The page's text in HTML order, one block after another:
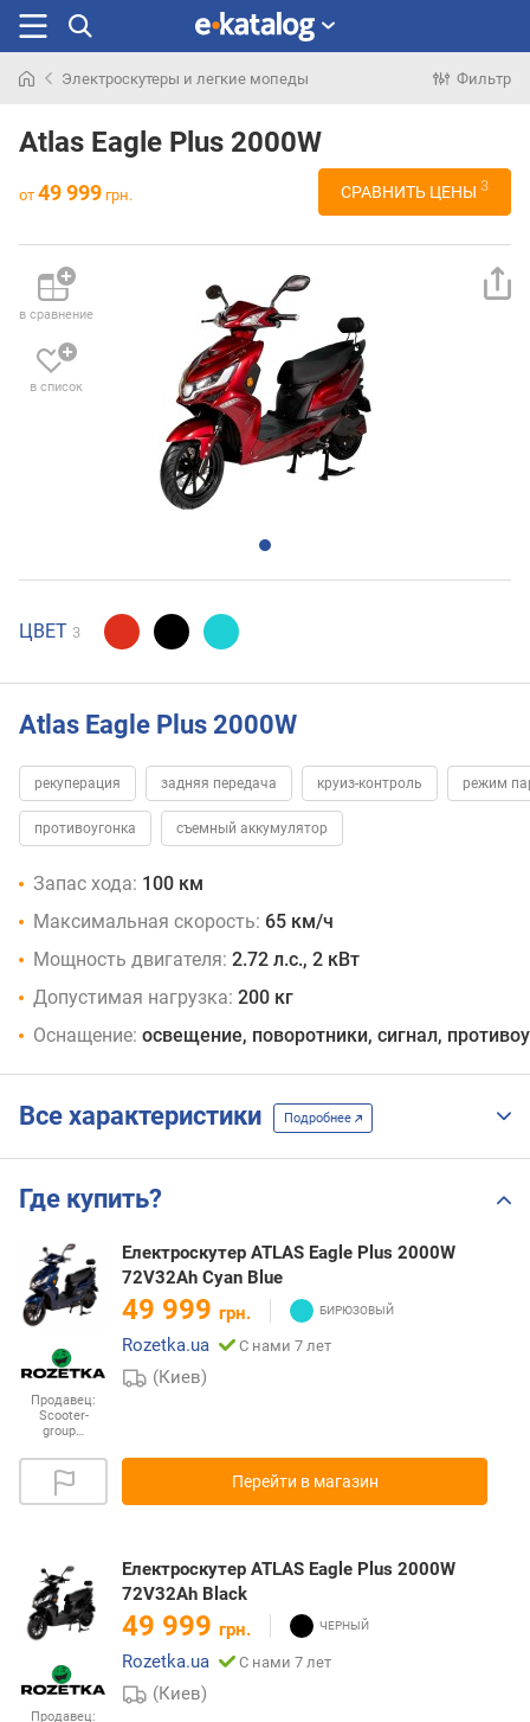
раньше
Электроскутеры и легкие мопеды Фильтр
Atlas Eagle Plus 2000W
от 49 999 грн. СРАВНИТЬ ЦЕНЫ 3
в сравнение
в список
ЦВЕТ 3
Atlas Eagle Plus 2000W
рекуперация задняя передача круиз-контроль режим
противоугонка съемный аккумулятор
Запас хода: 100 км
Максимальная скорость: 65 км/ч
Мощность двигателя: 2.72 л.с., 2 кВт
Допустимая нагрузка: 200 кг
Оснащение: освещение, поворотники, сигнал,
Все характеристики Подробнее
Где купить?
Продавец:
Scooter-
group…
Електроскутер ATLAS Eagle Plus 2000W
72V32Ah Cyan Blue
49 999 грн.
Rozetka.ua
С нами 7 лет
(Киев)
Перейти в магазин
Продавец:
Електроскутер ATLAS Eagle Plus 2000W
72V32Ah Black
49 999 грн.
Rozetka.ua
С нами 7 лет
(Киев)